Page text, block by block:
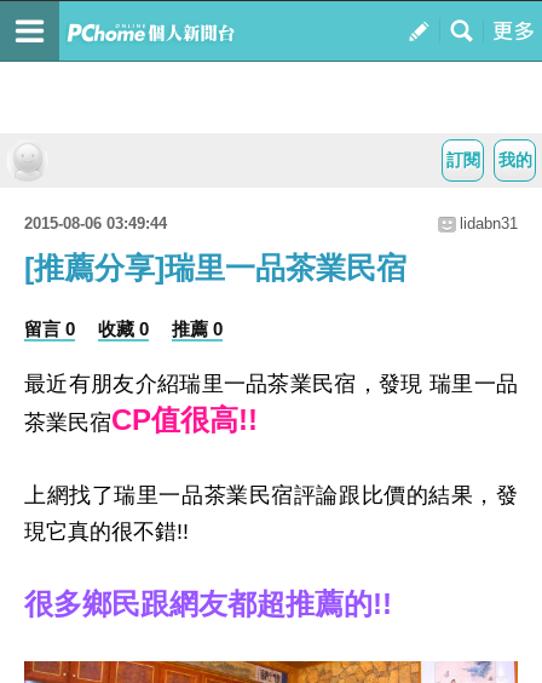
我的
訂閱
2015-08-06 03:49:44 lidabn31
[推薦分享]瑞里一品茶業民宿
留言 0 收藏 0 推薦 0
最近有朋友介紹瑞里一品茶業民宿，發現 瑞里一品
茶業民宿CP值很高!!
上網找了瑞里一品茶業民宿評論跟比價的結果，發
現它真的很不錯!!
很多鄉民跟網友都超推薦的!!